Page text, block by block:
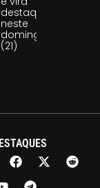
destaque
neste
domingo
(21)